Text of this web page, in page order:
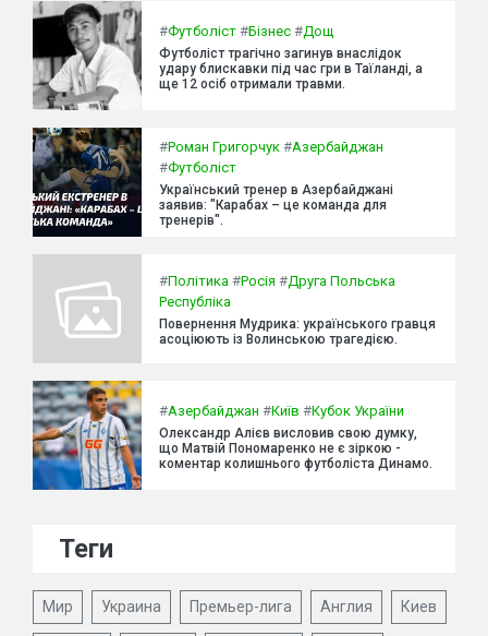
#Футболіст #Бізнес #Дощ
Футболіст трагічно загинув внаслідок
удару блискавки під час гри в Таїланді, а
ще 12 осіб отримали травми.
#Роман Григорчук #Азербайджан
#Футболіст
Український тренер в Азербайджані
заявив: "Карабах – це команда для
тренерів".
#Політика #Росія #Друга Польська
Республіка
Повернення Мудрика: українського гравця
асоціюють із Волинською трагедією.
#Азербайджан #Київ #Кубок України
Олександр Алієв висловив свою думку,
що Матвій Пономаренко не є зіркою -
коментар колишнього футболіста Динамо.
Теги
Мир Украина Премьер-лига Англия Киев